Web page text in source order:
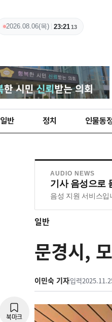
2026.08.06(목) 23:2115
일반 정치 인물동
AUDIO NEWS
기사 음성으로
음성 지원 서비스입
일반
문경시,
이민숙 기자입력
북마크